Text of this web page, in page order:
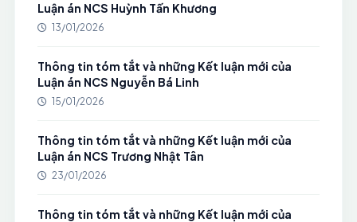
Luận án NCS Huỳnh Tấn Khương
13/01/2026
Thông tin tóm tắt và những Kết luận mới của
Luận án NCS Nguyễn Bá Linh
15/01/2026
Thông tin tóm tắt và những Kết luận mới của
Luận án NCS Trương Nhật Tân
23/01/2026
Thông tin tóm tắt và những Kết luận mới của